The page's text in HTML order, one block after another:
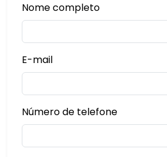
Nome completo
E-mail
Número de telefone